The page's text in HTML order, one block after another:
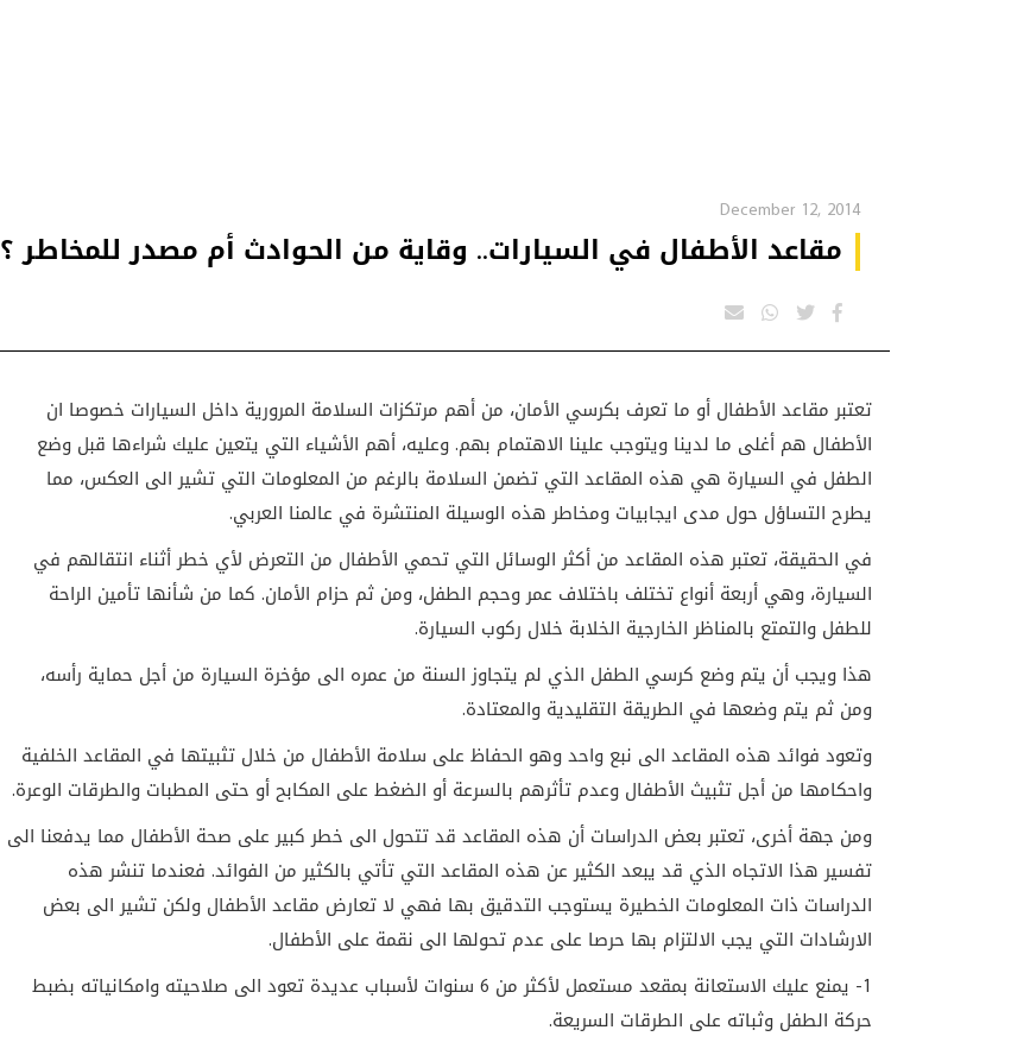
December 12, 2014
مقاعد الأطفال في السيارات.. وقاية من الحوادث أم مصدر للمخاطر ؟
تعتبر مقاعد الأطفال أو ما تعرف بكرسي الأمان، من أهم مرتكزات السلامة المرورية داخل السيارات خصوصا ان
الأطفال هم أغلى ما لدينا ويتوجب علينا الاهتمام بهم. وعليه، أهم الأشياء التي يتعين عليك شراءها قبل وضع
الطفل في السيارة هي هذه المقاعد التي تضمن السلامة بالرغم من المعلومات التي تشير الى العكس، مما
يطرح التساؤل حول مدى ايجابيات ومخاطر هذه الوسيلة المنتشرة في عالمنا العربي.
في الحقيقة، تعتبر هذه المقاعد من أكثر الوسائل التي تحمي الأطفال من التعرض لأي خطر أثناء انتقالهم في
السيارة، وهي أربعة أنواع تختلف باختلاف عمر وحجم الطفل، ومن ثم حزام الأمان. كما من شأنها تأمين الراحة
للطفل والتمتع بالمناظر الخارجية الخلابة خلال ركوب السيارة.
هذا ويجب أن يتم وضع كرسي الطفل الذي لم يتجاوز السنة من عمره الى مؤخرة السيارة من أجل حماية رأسه،
ومن ثم يتم وضعها في الطريقة التقليدية والمعتادة.
وتعود فوائد هذه المقاعد الى نبع واحد وهو الحفاظ على سلامة الأطفال من خلال تثبيتها في المقاعد الخلفية
واحكامها من أجل تثبيث الأطفال وعدم تأثرهم بالسرعة أو الضغط على المكابح أو حتى المطبات والطرقات الوعرة.
ومن جهة أخرى، تعتبر بعض الدراسات أن هذه المقاعد قد تتحول الى خطر كبير على صحة الأطفال مما يدفعنا الى
تفسير هذا الاتجاه الذي قد يبعد الكثير عن هذه المقاعد التي تأتي بالكثير من الفوائد. فعندما تنشر هذه
الدراسات ذات المعلومات الخطيرة يستوجب التدقيق بها فهي لا تعارض مقاعد الأطفال ولكن تشير الى بعض
الارشادات التي يجب الالتزام بها حرصا على عدم تحولها الى نقمة على الأطفال.
1- يمنع عليك الاستعانة بمقعد مستعمل لأكثر من 6 سنوات لأسباب عديدة تعود الى صلاحيته وامكانياته بضبط
حركة الطفل وثباته على الطرقات السريعة.